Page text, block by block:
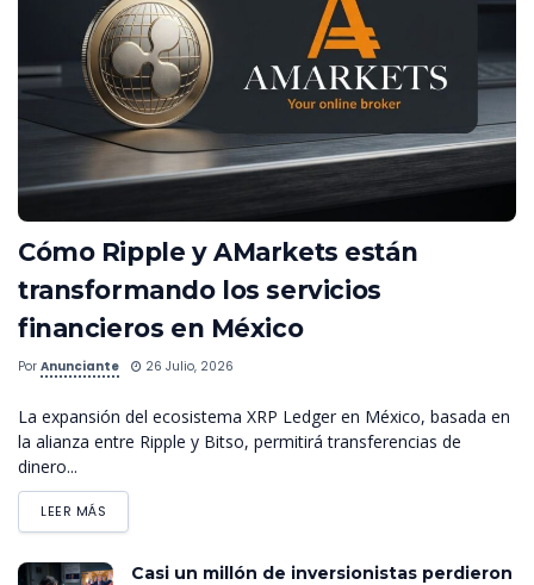
Cómo Ripple y AMarkets están
transformando los servicios
financieros en México
Por Anunciante 26 Julio, 2026
La expansión del ecosistema XRP Ledger en México, basada en
la alianza entre Ripple y Bitso, permitirá transferencias de
dinero...
LEER MÁS
Casi un millón de inversionistas perdieron